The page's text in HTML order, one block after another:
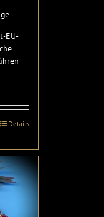
EU-
Details